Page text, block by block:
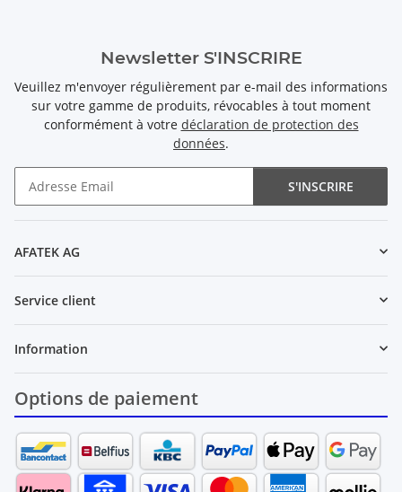
Newsletter S'INSCRIRE
Veuillez m'envoyer régulièrement par e-mail des informations
sur votre gamme de produits, révocables à tout moment
conformément à votre déclaration de protection des
données.
S'INSCRIRE
AFATEK AG
Service client
Information
Options de paiement